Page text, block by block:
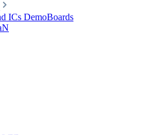
ICs DemoBoards